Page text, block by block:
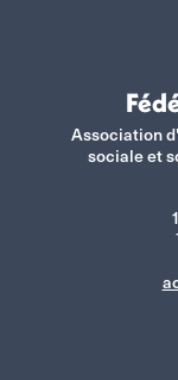
Association
sociale et